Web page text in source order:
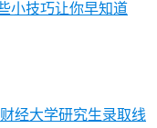
小技巧让你早知道
经大学研究生录取线